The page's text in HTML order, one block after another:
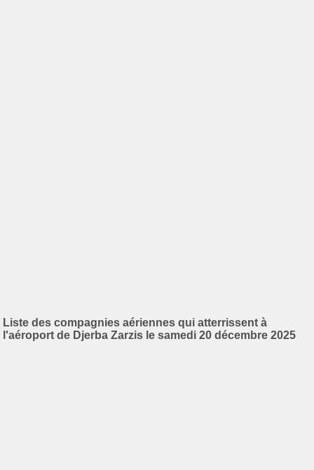
Liste des compagnies aériennes qui atterrissent à
l'aéroport de Djerba Zarzis le samedi 20 décembre 2025